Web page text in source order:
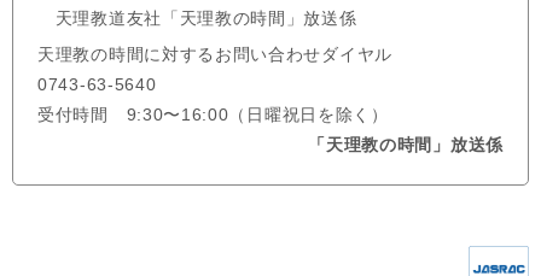
天理教道友社「天理教の時間」放送係
天理教の時間に対するお問い合わせダイヤル
0743-63-5640
受付時間 9:30〜16:00（日曜祝日を除く）
「天理教の時間」放送係